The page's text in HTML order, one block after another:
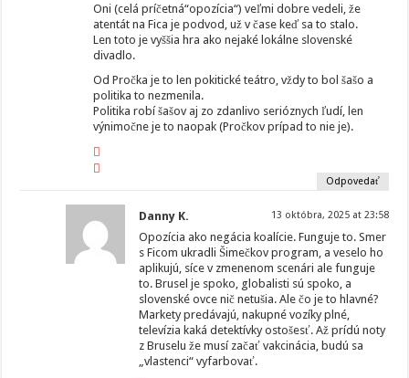
Oni (celá príčetná“opozícia“) veľmi dobre vedeli, že
atentát na Fica je podvod, už v čase keď sa to stalo.
Len toto je vyššia hra ako nejaké lokálne slovenské
divadlo.
Od Pročka je to len pokitické teátro, vždy to bol šašo a
politika to nezmenila.
Politika robí šašov aj zo zdanlivo serióznych ľudí, len
výnimočne je to naopak (Pročkov prípad to nie je).
Odpovedať
Danny K. 13 októbra, 2025 at 23:58
Opozícia ako negácia koalície. Funguje to. Smer
s Ficom ukradli Šimečkov program, a veselo ho
aplikujú, síce v zmenenom scenári ale funguje
to. Brusel je spoko, globalisti sú spoko, a
slovenské ovce nič netušia. Ale čo je to hlavné?
Markety predávajú, nakupné vozíky plné,
televízia kaká detektívky ostošesť. Až prídú noty
z Bruselu že musí začať vakcinácia, budú sa
„vlastenci“ vyfarbovať.